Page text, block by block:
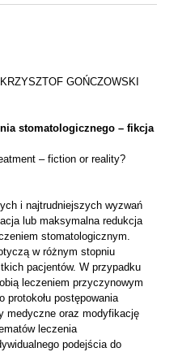
GOŃCZOWSKI
stomatologicznego – fikcja
– fiction or reality?
i najtrudniejszych wyzwań
lub maksymalna redukcja
stomatologicznym.
w różnym stopniu
pacjentów. W przypadku
leczeniem przyczynowym
protokołu postępowania
medyczne oraz modyfikację
leczenia
podejścia do